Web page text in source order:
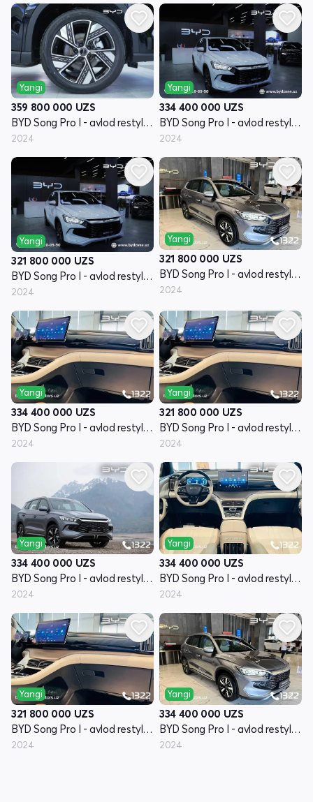
Yangi
359 800 000 UZS
BYD Song Pro I - avlod restyling
2024
Yangi
334 400 000 UZS
BYD Song Pro I - avlod restyling
2024
Yangi
321 800 000 UZS
BYD Song Pro I - avlod restyling
2024
Yangi
321 800 000 UZS
BYD Song Pro I - avlod restyling
2024
Yangi
334 400 000 UZS
BYD Song Pro I - avlod restyling
2024
Yangi
321 800 000 UZS
BYD Song Pro I - avlod restyling
2024
Yangi
334 400 000 UZS
BYD Song Pro I - avlod restyling
2024
Yangi
334 400 000 UZS
BYD Song Pro I - avlod restyling
2024
Yangi
321 800 000 UZS
BYD Song Pro I - avlod restyling
2024
Yangi
334 400 000 UZS
BYD Song Pro I - avlod restyling
2024